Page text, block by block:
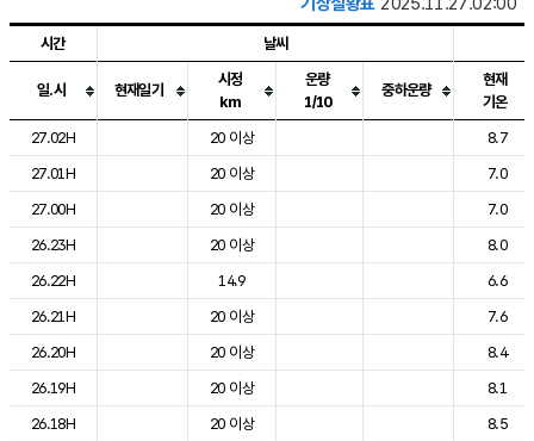
도시별 기상실황표로 지점, 날씨, 기온, 강수, 바람, 기압등을 안내한 표입
시간 날씨
일.시 현재일기
시정
km
운량
1/10
중하운량
현재
기온
27.02H
20 이상
8.7
27.01H
20 이상
7.0
27.00H
20 이상
7.0
26.23H
20 이상
8.0
26.22H
14.9
6.6
26.21H
20 이상
7.6
26.20H
20 이상
8.4
26.19H
20 이상
8.1
26.18H
20 이상
8.5